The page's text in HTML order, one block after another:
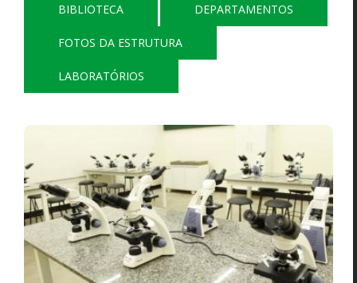
BIBLIOTECA DEPARTAMENTOS
FOTOS DA ESTRUTURA
LABORATÓRIOS